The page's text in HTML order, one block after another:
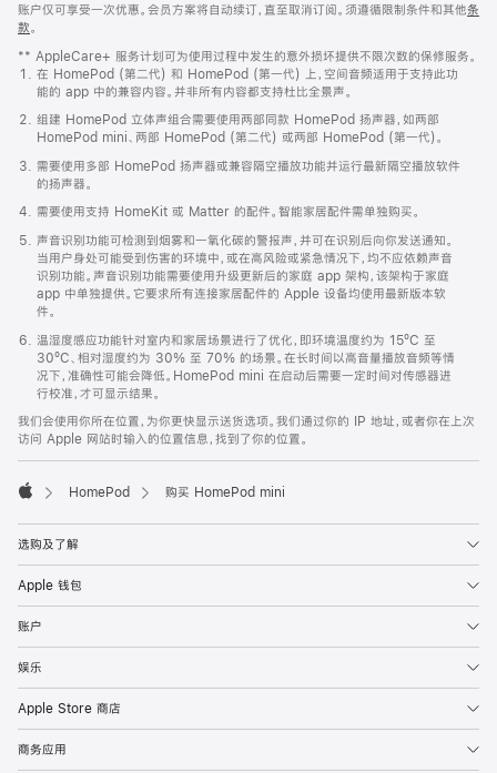
账户仅可享受一次优惠。会员方案将自动续订，直至取消订阅。须遵循限制条件和其他条
款。
窗
口
中
打
开)
** AppleCare+ 服务计划可为使用过程中发生的意外损坏提供不限次数的保修服务。
在 HomePod (第二代) 和 HomePod (第一代) 上，空间音频适用于支持此功
能的 app 中的兼容内容。并非所有内容都支持杜比全景声。
组建 HomePod 立体声组合需要使用两部同款 HomePod 扬声器，如两部
HomePod mini、两部 HomePod (第二代) 或两部 HomePod (第一代)。
需要使用多部 HomePod 扬声器或兼容隔空播放功能并运行最新隔空播放软件
的扬声器。
需要使用支持 HomeKit 或 Matter 的配件。智能家居配件需单独购买。
声音识别功能可检测到烟雾和一氧化碳的警报声，并可在识别后向你发送通知。
当用户身处可能受到伤害的环境中，或在高风险或紧急情况下，均不应依赖声音
识别功能。声音识别功能需要使用升级更新后的家庭 app 架构，该架构于家庭
app 中单独提供。它要求所有连接家居配件的 Apple 设备均使用最新版本软
件。
温湿度感应功能针对室内和家居场景进行了优化，即环境温度约为 15ºC 至
30ºC、相对湿度约为 30% 至 70% 的场景。在长时间以高音量播放音频等情
况下，准确性可能会降低。HomePod mini 在启动后需要一定时间对传感器进
行校准，才可显示结果。
我们会使用你所在位置，为你更快显示送货选项。我们通过你的 IP 地址，或者你在上次
访问 Apple 网站时输入的位置信息，找到了你的位置。
HomePod 购买 HomePod mini
选购及了解
Apple 钱包
账户
娱乐
Apple Store 商店
商务应用